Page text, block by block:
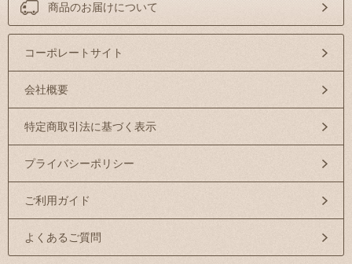
商品のお届けについて
コーポレートサイト
会社概要
特定商取引法に基づく表示
プライバシーポリシー
ご利用ガイド
よくあるご質問